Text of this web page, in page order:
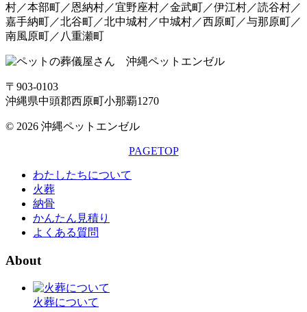
村／本部町／恩納村／宜野座村／金武町／伊江村／読谷村／
嘉手納町／北谷町／北中城村／中城村／西原町／与那原町／
南風原町／八重瀬町
〒903-0103
沖縄県中頭郡西原町小那覇1270
© 2026 沖縄ペットエンゼル
PAGETOP
わたしたちについて
火葬
納骨
かんたん見積り
よくある質問
About
火葬について